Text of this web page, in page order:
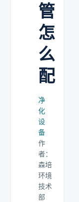
管
怎
么
配
净
化
设
备
作
者：
森培
环境
技术
部